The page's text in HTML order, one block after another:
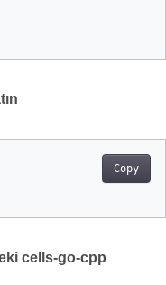
Copy
cells-go-cpp